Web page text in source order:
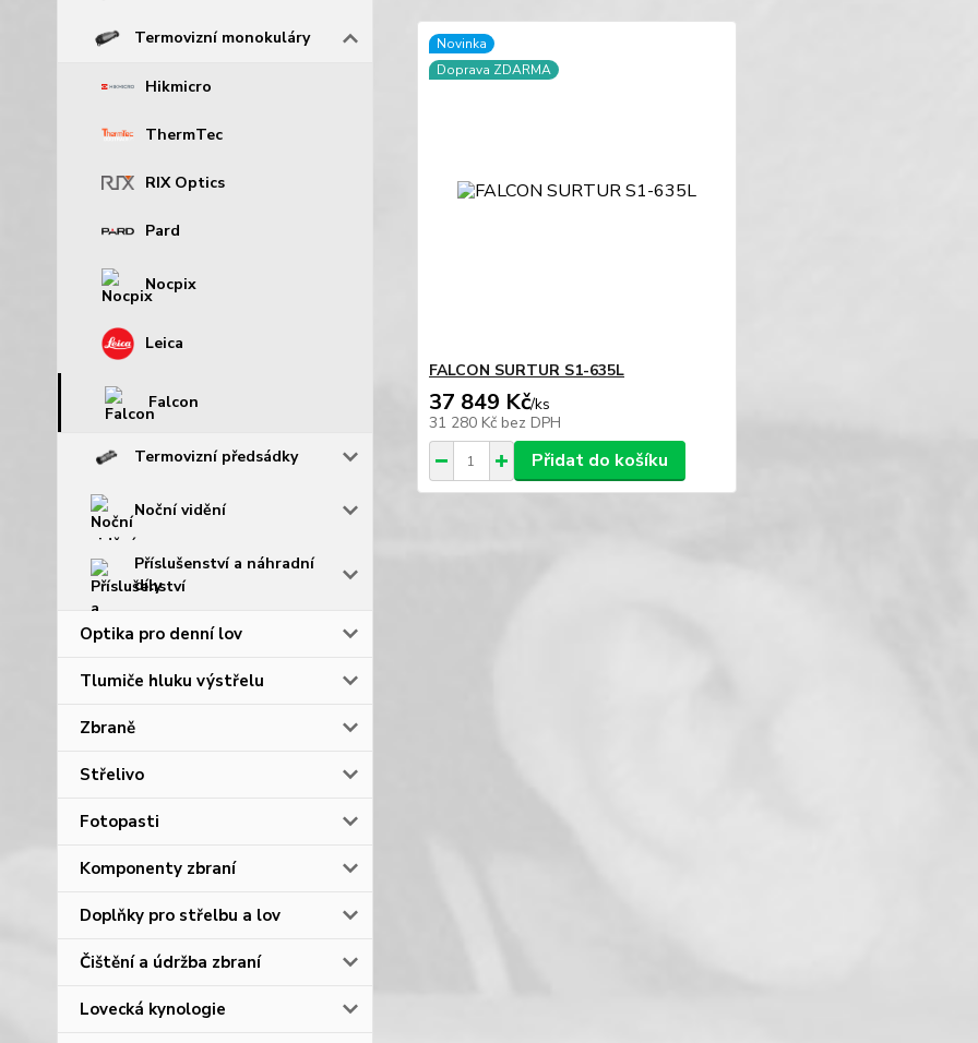
Termovizní monokuláry
Hikmicro
ThermTec
RIX Optics
Pard
Nocpix
Leica
Falcon
Termovizní předsádky
Noční vidění
Příslušenství a náhradní
díly
Optika pro denní lov
Tlumiče hluku výstřelu
Zbraně
Střelivo
Fotopasti
Komponenty zbraní
Doplňky pro střelbu a lov
Čištění a údržba zbraní
Lovecká kynologie
Novinka
Doprava ZDARMA
FALCON SURTUR S1-635L
37 849 Kč/ks
31 280 Kč bez DPH
Přidat do košíku